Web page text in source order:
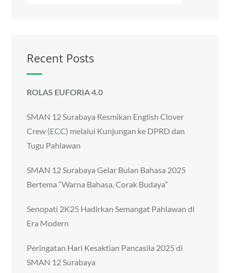
Recent Posts
ROLAS EUFORIA 4.0
SMAN 12 Surabaya Resmikan English Clover
Crew (ECC) melalui Kunjungan ke DPRD dan
Tugu Pahlawan
SMAN 12 Surabaya Gelar Bulan Bahasa 2025
Bertema “Warna Bahasa, Corak Budaya”
Senopati 2K25 Hadirkan Semangat Pahlawan di
Era Modern
Peringatan Hari Kesaktian Pancasila 2025 di
SMAN 12 Surabaya